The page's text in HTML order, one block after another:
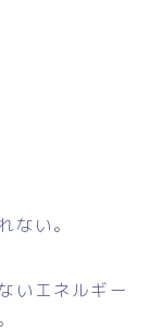
ない。
いエネルギー